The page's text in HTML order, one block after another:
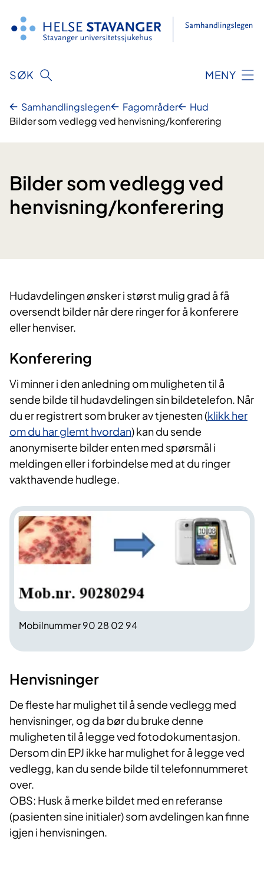
innhold
SØK MENY
Samhandlingslegen Fagområder
Hud
Bilder som vedlegg ved henvisning/konferering
Bilder som vedlegg ved
henvisning/konferering
Hudavdelingen ønsker i størst mulig grad å få
oversendt bilder når dere ringer for å konferere
eller henviser.
Konferering
Vi minner i den anledning om muligheten til å
sende bilde til hudavdelingen sin bildetelefon. Når
du er registrert som bruker av tjenesten (klikk her
om du har glemt hvordan) kan du sende
anonymiserte bilder enten med spørsmål i
meldingen eller i forbindelse med at du ringer
vakthavende hudlege.
Mobilnummer 90 28 02 94
Henvisninger
De fleste har mulighet til å sende vedlegg med
henvisninger, og da bør du bruke denne
muligheten til å legge ved fotodokumentasjon.
Dersom din EPJ ikke har mulighet for å legge ved
vedlegg, kan du sende bilde til telefonnummeret
over.
OBS: Husk å merke bildet med en referanse
(pasienten sine initialer) som avdelingen kan finne
igjen i henvisningen.